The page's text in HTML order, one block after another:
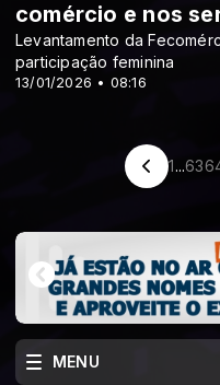
13/01/2026 • 08:16
comércio e nos
Levantamento da
participação feminina
1...63
MENU